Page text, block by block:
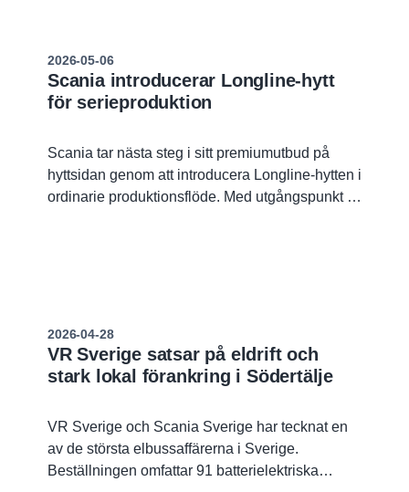
2026-05-06
Scania introducerar Longline-hytt
för serieproduktion
Scania tar nästa steg i sitt premiumutbud på
hyttsidan genom att introducera Longline-hytten i
ordinarie produktionsflöde. Med utgångspunkt i
2026-04-28
VR Sverige satsar på eldrift och
stark lokal förankring i Södertälje
VR Sverige och Scania Sverige har tecknat en
av de största elbussaffärerna i Sverige.
Beställningen omfattar 91 batterielektriska